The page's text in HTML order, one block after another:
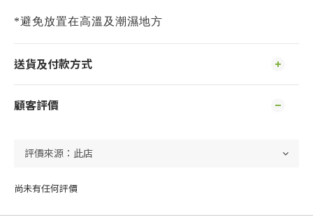
*避免放置在高溫及潮濕地方
送貨及付款方式
顧客評價
尚未有任何評價